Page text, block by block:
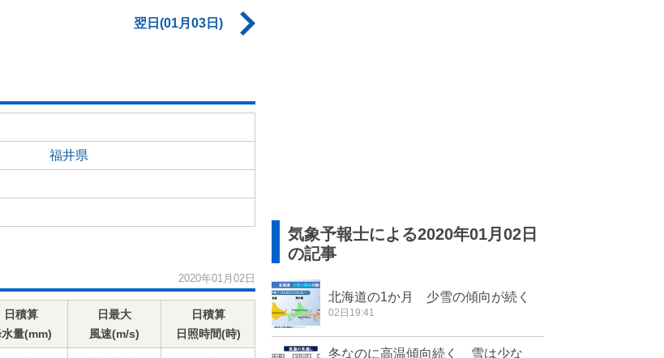
翌日(01月03日)
福井県
2020年01月02日
日積算
水量(mm)
日最大
風速(m/s)
日積算
日照時間(時)
気象予報士による2020年01月02日
の記事
北海道の1か月 少雪の傾向が続く
02日19:41
冬なのに高温傾向続く 雪は少な